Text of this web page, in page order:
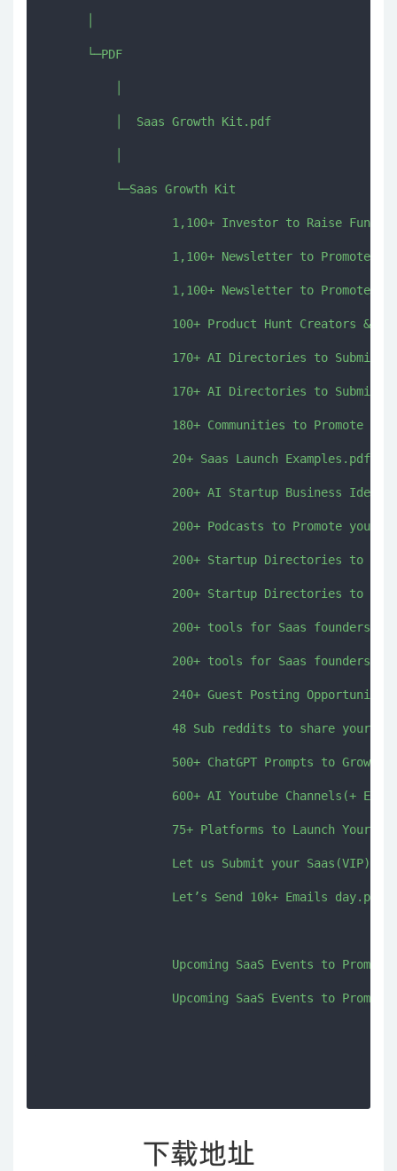
      └─PDF
          │  Saas Growth Kit.pdf
          └─Saas Growth Kit
1,100+ Investor to Raise
1,100+ Newsletter to Promote
1,100+ Newsletter to Promote
100+ Product Hunt Creators &
170+ AI Directories to Submit
170+ AI Directories to Submit
180+ Communities to Promote
                  20+ Saas Launch Examples.pdf
200+ AI Startup Business
200+ Podcasts to Promote your
200+ Startup Directories to
200+ Startup Directories to
200+ tools for Saas
200+ tools for Saas
240+ Guest Posting
48 Sub reddits to share your
500+ ChatGPT Prompts to Grow
600+ AI Youtube Channels(+
75+ Platforms to Launch Your
Let us Submit your
                  Let’s Send 10k+ Emails day.pdf
Upcoming SaaS Events to Promote
Upcoming SaaS Events to Promote